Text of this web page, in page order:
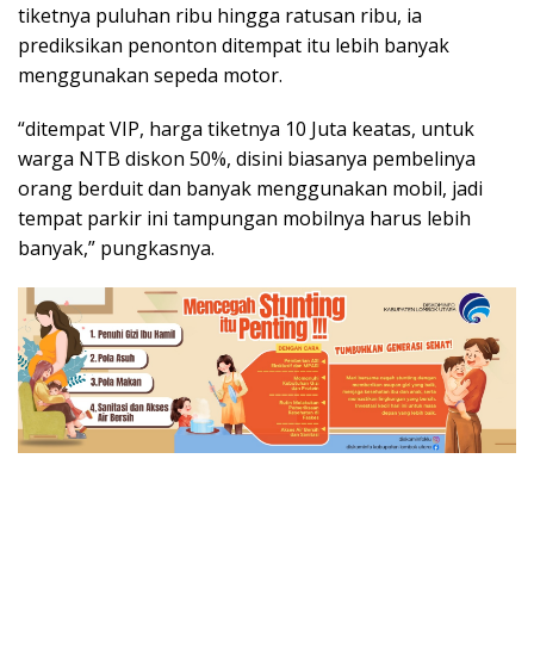
tiketnya puluhan ribu hingga ratusan ribu, ia
prediksikan penonton ditempat itu lebih banyak
menggunakan sepeda motor.
“ditempat VIP, harga tiketnya 10 Juta keatas, untuk
warga NTB diskon 50%, disini biasanya pembelinya
orang berduit dan banyak menggunakan mobil, jadi
tempat parkir ini tampungan mobilnya harus lebih
banyak,” pungkasnya.